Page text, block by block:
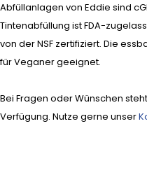
Abfüllanlagen von Eddie sind
Tintenabfüllung ist FDA-
von der NSF zertifiziert. Die
für Veganer geeignet.
Bei Fragen oder Wünschen
Verfügung. Nutze gerne unser